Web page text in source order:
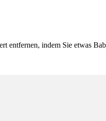
entfernen, indem Sie etwas